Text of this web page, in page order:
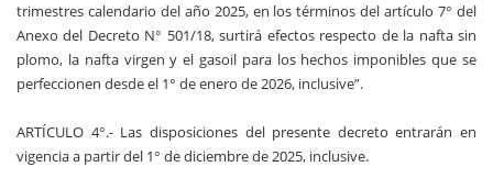
trimestres calendario del año 2025, en los términos del artículo 7° del
Anexo del Decreto N° 501/18, surtirá efectos respecto de la nafta sin
plomo, la nafta virgen y el gasoil para los hechos imponibles que se
perfeccionen desde el 1° de enero de 2026, inclusive”.
ARTÍCULO 4°.- Las disposiciones del presente decreto entrarán en
vigencia a partir del 1° de diciembre de 2025, inclusive.